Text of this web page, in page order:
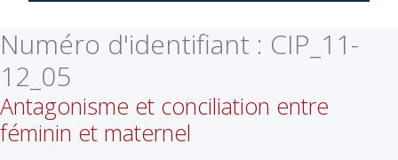
Numéro d'identifiant : CIP_11-
12_05
Antagonisme et conciliation entre
féminin et maternel